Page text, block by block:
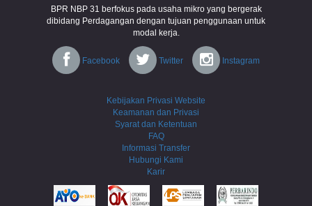
BPR NBP 31 berfokus pada usaha mikro yang bergerak
dibidang Perdagangan dengan tujuan penggunaan untuk
modal kerja.
Facebook Twitter Instagram
Kebijakan Privasi Website
Keamanan dan Privasi
Syarat dan Ketentuan
FAQ
Informasi Transfer
Hubungi Kami
Karir